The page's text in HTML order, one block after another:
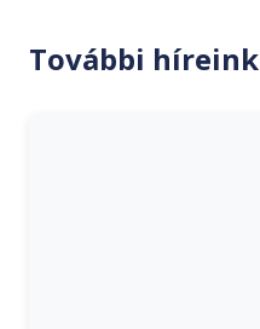
További híreink